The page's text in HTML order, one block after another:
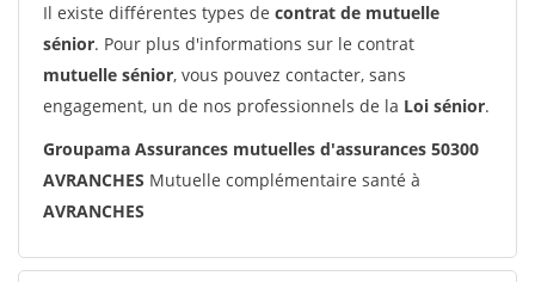
Il existe différentes types de contrat de mutuelle
sénior. Pour plus d'informations sur le contrat
mutuelle sénior, vous pouvez contacter, sans
engagement, un de nos professionnels de la Loi sénior.
Groupama Assurances mutuelles d'assurances 50300
AVRANCHES Mutuelle complémentaire santé à
AVRANCHES